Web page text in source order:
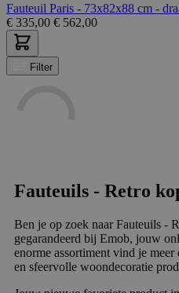
Fauteuil Paris - 73x82x88 cm -
€ 335,00 € 562,00
Filter
Fauteuils - Retro
Ben je op zoek naar Fauteuils -
gegarandeerd bij Emob, jouw
enorme assortiment vind je
en sfeervolle woondecoratie